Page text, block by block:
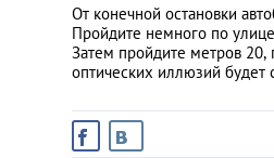
От конечной остановки
Пройдите немного по
Затем пройдите метров 20,
оптических иллюзий